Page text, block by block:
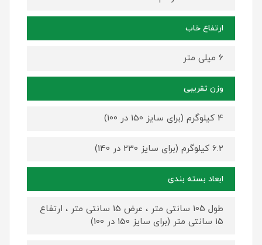
ارتفاع خاب
6 میلی متر
وزن تقریبی
4 کیلوگرم (برای سایز 150 در 100)
6.2 کیلوگرم (برای سایز 230 در 140)
ابعاد بسته بندی
طول 105 سانتی متر ، عرض 15 سانتی متر ، ارتفاع
15 سانتی متر (برای سایز 150 در 100)